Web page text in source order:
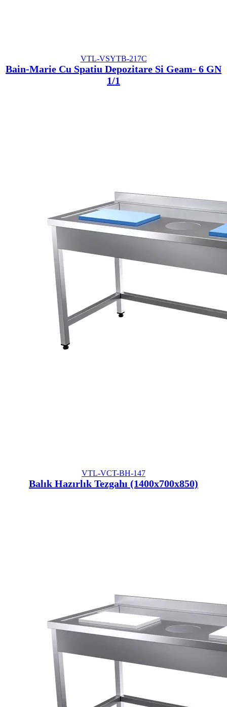
VTL-VSYTB-217C
Bain-Marie Cu Spatiu Depozitare Si Geam- 6 GN
1/1
VTL-VCT-BH-147
Balık Hazırlık Tezgahı (1400x700x850)